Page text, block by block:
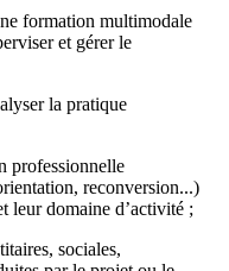
formation multimodale
et gérer le
la pratique
professionnelle
reconversion...)
leur domaine d’activité ;
sociales,